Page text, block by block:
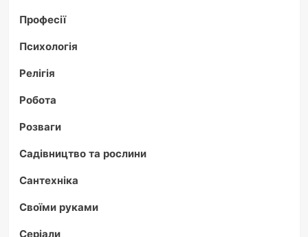
Професії
Психологія
Релігія
Робота
Розваги
Садівництво та рослини
Сантехніка
Своїми руками
Серіали